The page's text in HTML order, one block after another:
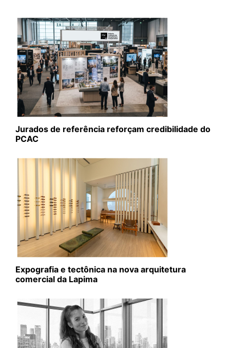
Jurados de referência reforçam credibilidade do
PCAC
Expografia e tectônica na nova arquitetura
comercial da Lapima